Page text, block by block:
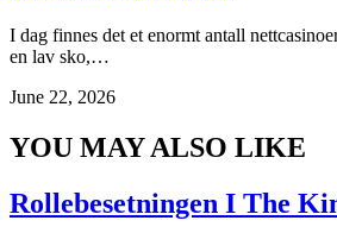
I dag finnes det et enormt antall
en lav sko,…
June 22, 2026
YOU MAY ALSO LIKE
Rollebesetningen I The